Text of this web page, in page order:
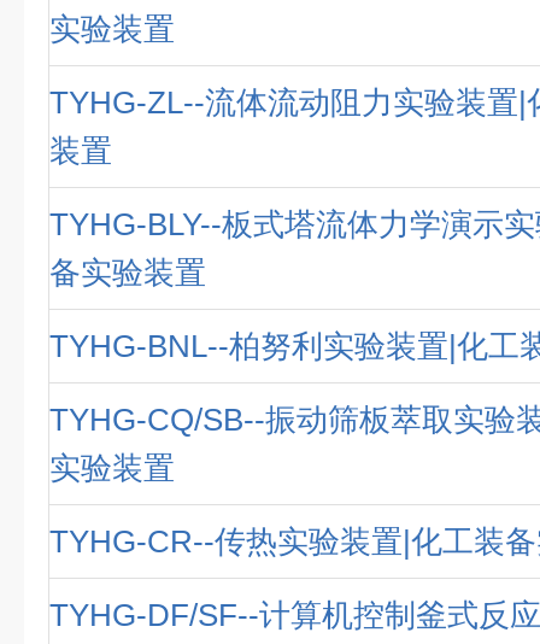
实验装置
TYHG-ZL--流体流动阻力实验装置|
装置
TYHG-BLY--板式塔流体力学演示
备实验装置
TYHG-BNL--柏努利实验装置|化工
TYHG-CQ/SB--振动筛板萃取实验
实验装置
TYHG-CR--传热实验装置|化工装
TYHG-DF/SF--计算机控制釜式反